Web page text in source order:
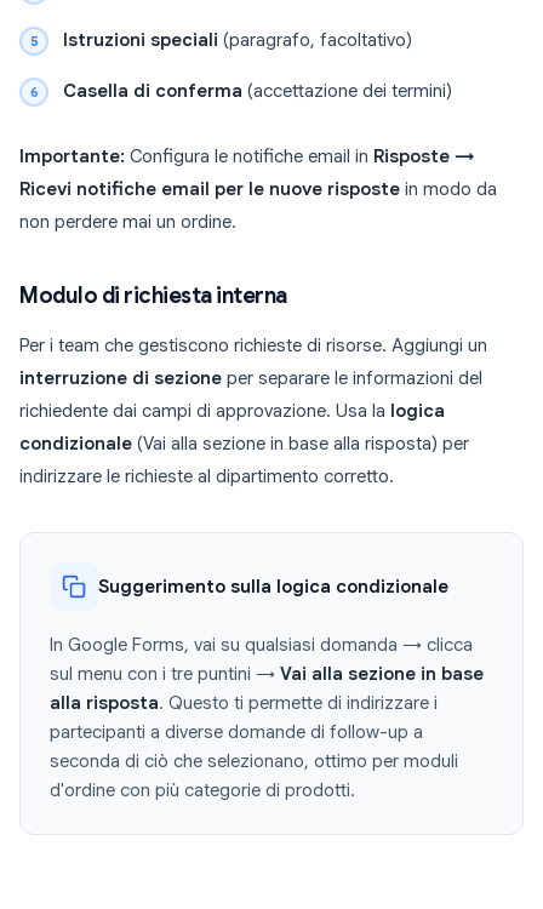
Istruzioni speciali (paragrafo, facoltativo)
Casella di conferma (accettazione dei termini)
Importante: Configura le notifiche email in Risposte →
Ricevi notifiche email per le nuove risposte in modo da
non perdere mai un ordine.
Modulo di richiesta interna
Per i team che gestiscono richieste di risorse. Aggiungi un
interruzione di sezione per separare le informazioni del
richiedente dai campi di approvazione. Usa la logica
condizionale (Vai alla sezione in base alla risposta) per
indirizzare le richieste al dipartimento corretto.
Suggerimento sulla logica condizionale
In Google Forms, vai su qualsiasi domanda → clicca
sul menu con i tre puntini → Vai alla sezione in base
alla risposta. Questo ti permette di indirizzare i
partecipanti a diverse domande di follow-up a
seconda di ciò che selezionano, ottimo per moduli
d'ordine con più categorie di prodotti.